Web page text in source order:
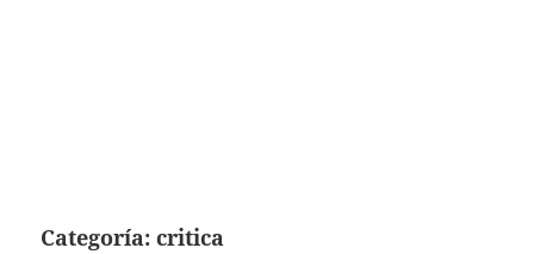
Categoría:critica